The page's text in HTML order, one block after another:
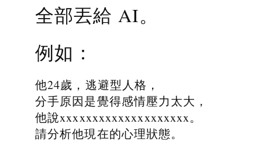
全部丟給 AI。
例如：
他24歲，逃避型人格，
分手原因是覺得感情壓力太大，
他說xxxxxxxxxxxxxxxxxxxx。
請分析他現在的心理狀態。